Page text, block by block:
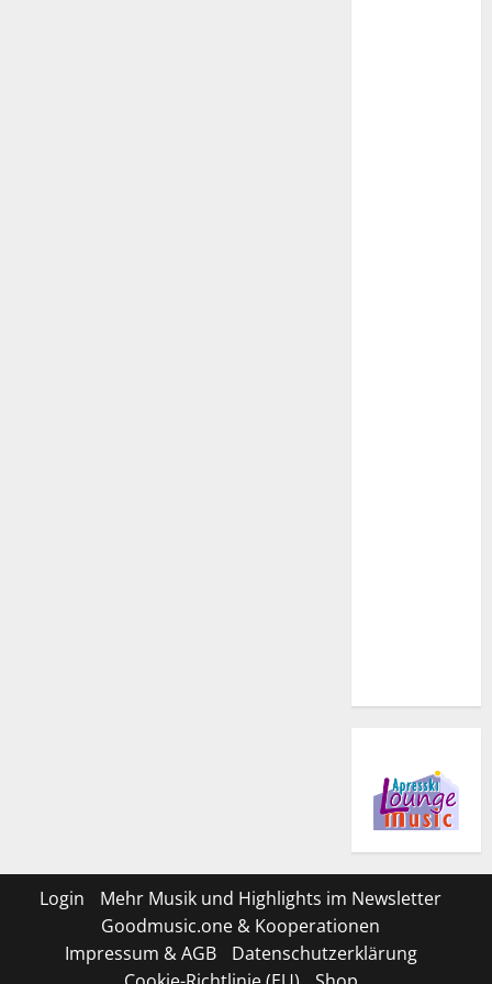
Login
Mehr Musik und Highlights im Newsletter
Goodmusic.one & Kooperationen
Impressum & AGB
Datenschutzerklärung